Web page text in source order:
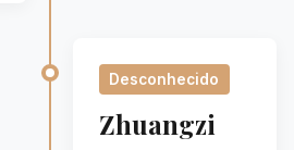
Desconhecido
Zhuangzi